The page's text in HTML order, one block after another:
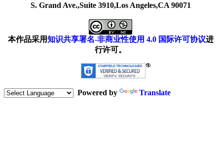
S. Grand Ave.,Suite 3910,Los Angeles,CA 90071
本作品采用知识共享署名-非商业性使用 4.0 国际许可协议进
行许可。
Powered by Translate